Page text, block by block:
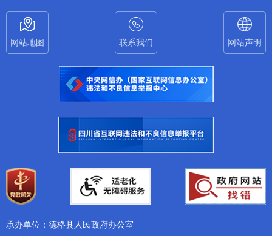
网站地图 联系我们 网站声明
承办单位：德格县人民政府办公室